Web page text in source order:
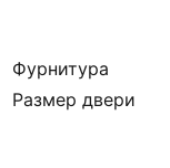
Фурнитура
Размер двери